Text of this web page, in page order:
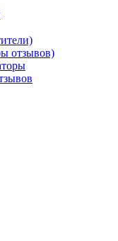
отзывов)